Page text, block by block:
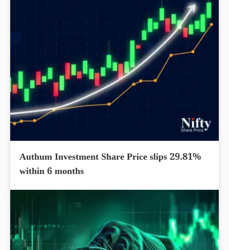
Authum Investment Share Price slips 29.81%
within 6 months